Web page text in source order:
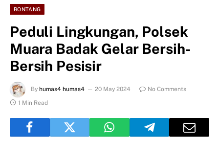
BONTANG
Peduli Lingkungan, Polsek
Muara Badak Gelar Bersih-
Bersih Pesisir
By humas4 humas4 20 May 2024
No Comments
1 Min Read